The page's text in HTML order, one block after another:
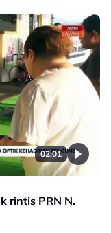
02:01
rintis PRN N.